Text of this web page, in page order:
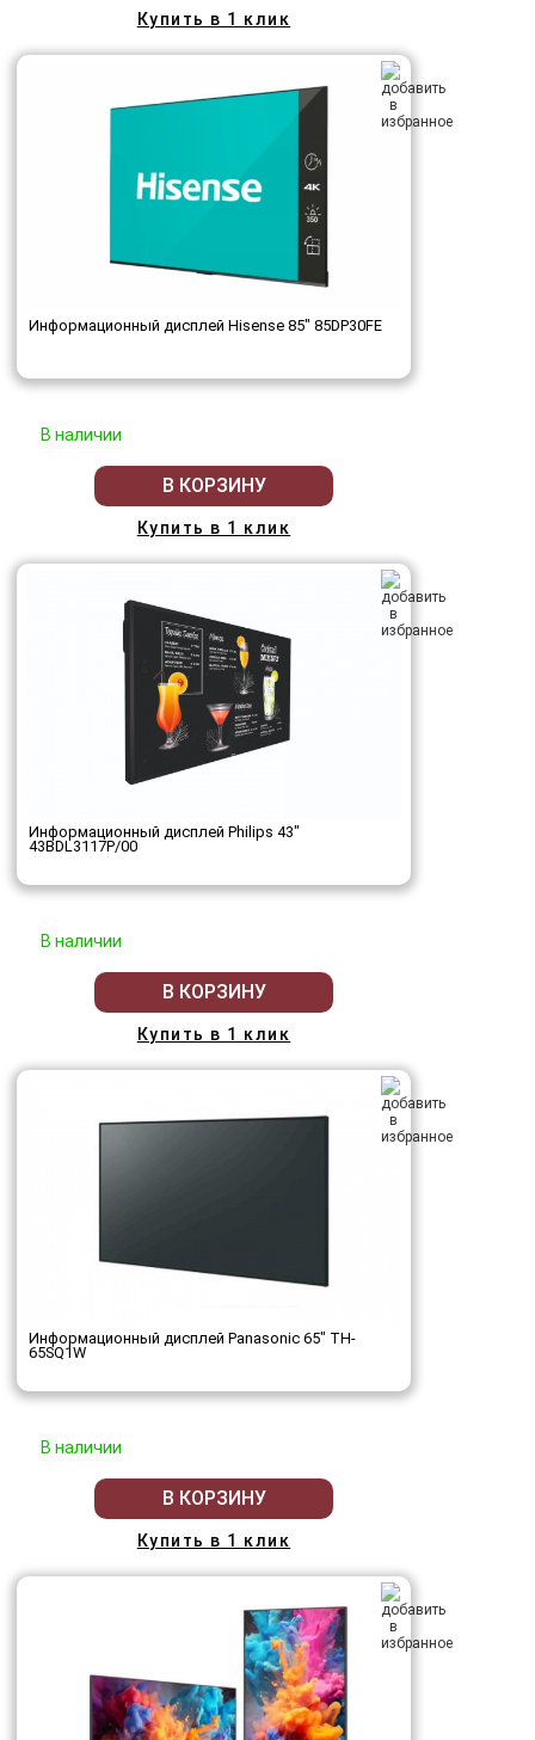
Купить в 1 клик
Информационный дисплей Hisense 85" 85DP30FE
В наличии
В КОРЗИНУ
Купить в 1 клик
Информационный дисплей Philips 43"
43BDL3117P/00
В наличии
В КОРЗИНУ
Купить в 1 клик
Информационный дисплей Panasonic 65" TH-
65SQ1W
В наличии
В КОРЗИНУ
Купить в 1 клик